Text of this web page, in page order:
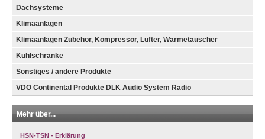
Dachsysteme
Klimaanlagen
Klimaanlagen Zubehör, Kompressor, Lüfter, Wärmetauscher
Kühlschränke
Sonstiges / andere Produkte
VDO Continental Produkte DLK Audio System Radio
Mehr über...
HSN-TSN - Erklärung